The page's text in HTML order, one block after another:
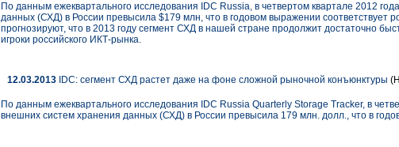
По данным ежеквартального исследования IDC Russia, в четвертом квартале 2012
данных (СХД) в России превысила $179 млн, что в годовом выражении соответствует
прогнозируют, что в 2013 году сегмент СХД в нашей стране продолжит достаточно
игроки российского ИКТ-рынка.
12.03.2013 IDC: cегмент СХД растет даже на фоне сложной рыночной конъюнктуры
По данным ежеквартального исследования IDC Russia Quarterly Storage Tracker, в
внешних систем хранения данных (СХД) в России превысила 179 млн. долл., что в